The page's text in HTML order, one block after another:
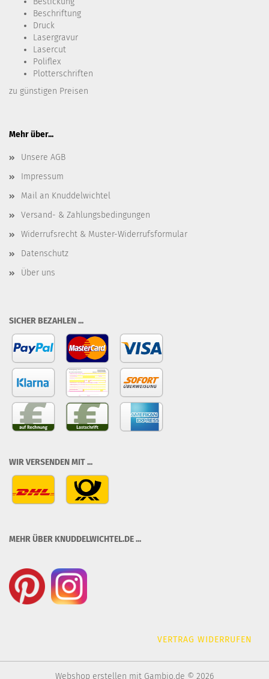
Beschriftung
Druck
Lasergravur
Lasercut
Poliflex
Plotterschriften
zu günstigen Preisen
Mehr über...
Unsere AGB
Impressum
Mail an Knuddelwichtel
Versand- & Zahlungsbedingungen
Widerrufsrecht & Muster-Widerrufsformular
Datenschutz
Über uns
SICHER BEZAHLEN ...
WIR VERSENDEN MIT ...
MEHR ÜBER KNUDDELWICHTEL.DE ...
VERTRAG WIDERRUFEN
Webshop erstellen mit Gambio.de © 2026